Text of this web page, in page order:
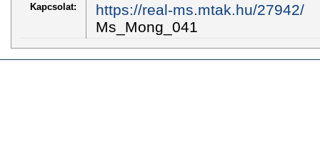
Kapcsolat:
https://real-ms.mtak.hu/27942/
Ms_Mong_041